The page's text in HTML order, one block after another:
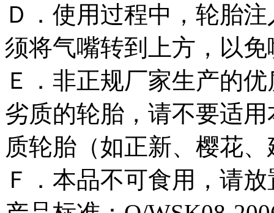
Ｄ．使用过程中，轮胎
须将气嘴转到上方，以免
Ｅ．非正规厂家生产的
劣质的轮胎，请不要适
质轮胎（如正新、樱花
Ｆ．本品不可食用，请